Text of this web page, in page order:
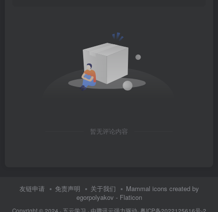
暂无评论内容
友链申请 免责声明 关于我们
Mammal icons created by
egorpolyakov - Flaticon